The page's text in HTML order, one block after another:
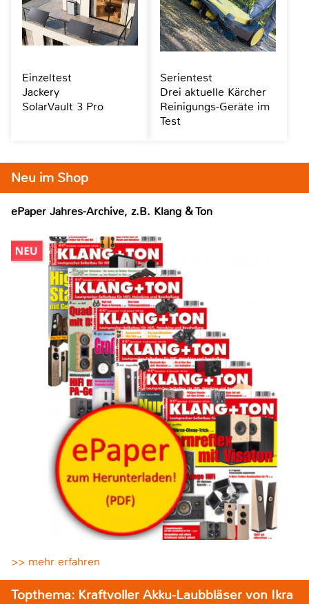
Neu im Shop
ePaper Jahres-Archive, z.B. Klang & Ton
>> mehr erfahren
Topthema: Kraftvoller Akku-Laubbläser von Ikra
Einzeltest
Jackery
SolarVault 3 Pro
Serientest
Drei aktuelle Kärcher
Reinigungs-Geräte im
Test